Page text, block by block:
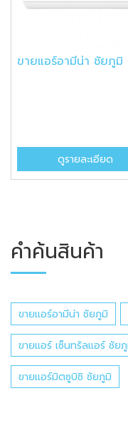
ขายแอร์อามีน่า ชัยภูมิ
ดูรายละเอียด
คำค้นสินค้า
ขายแอร์อามีน่า ชัยภูมิ
ขายแอร์ เซ็นทรัลแอร์ ชัย
ขายแอร์มิตซูบิชิ ชัยภูมิ